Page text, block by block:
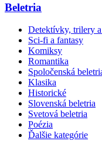
Beletria
Detektívky, trilery
Sci-fi a fantasy
Komiksy
Romantika
Spoločenská
Klasika
Historické
Slovenská beletria
Svetová beletria
Poézia
Ďalšie kategórie